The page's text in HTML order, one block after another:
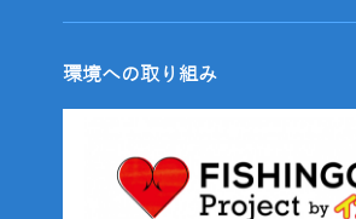
環境への取り組み